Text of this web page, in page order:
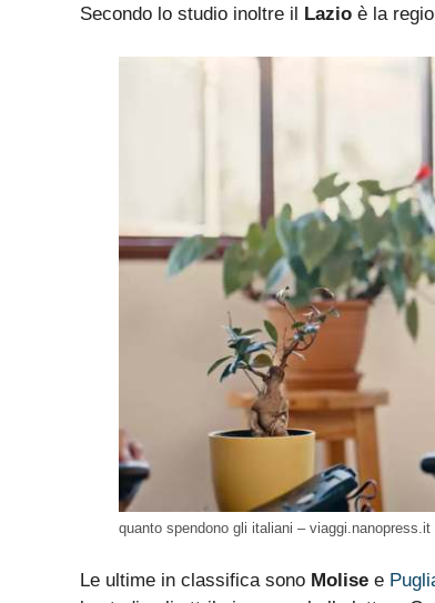
Secondo lo studio inoltre il Lazio è la
quanto spendono gli italiani – viaggi.nanopress.it
Le ultime in classifica sono Molise e